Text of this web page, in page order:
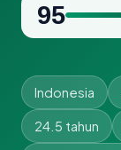
95
Indonesia
24.5 tahun